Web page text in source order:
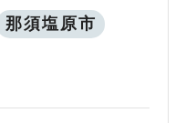
那須塩原市